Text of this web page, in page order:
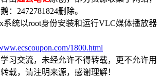
：2472781824删除。
系统以root身份安装和运行VLC媒体播放器
1800.html
习交流，未经允许不得转载，更不允许用
载，请注明来源，感谢理解！